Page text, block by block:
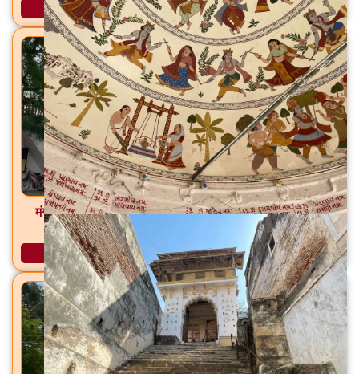
अधिक माहिती
मंगलनाथ महादेव मंदिर दरबार चोकडी, मांजलपूर, वडोदरा, ता./जि.
अधिक माहिती